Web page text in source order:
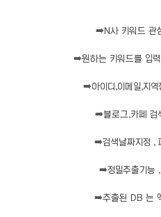
➡️ N사 키워드 관
➡️원하는 키워드를 입
➡️아이디,이메일,지
➡️블로그,카페 검
➡️검색날짜지정 ,
➡️정밀추출기능
➡️추출된 DB 는